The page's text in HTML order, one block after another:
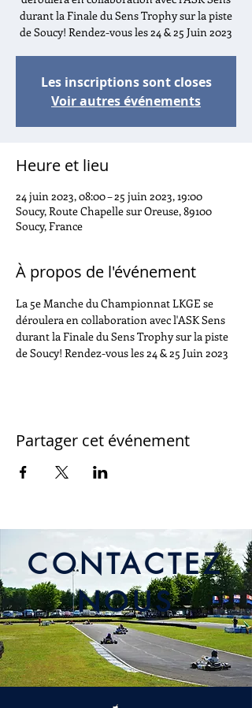
durant la Finale du Sens Trophy sur la piste
de Soucy! Rendez-vous les 24 & 25 Juin 2023
Les inscriptions sont closes
Voir autres événements
Heure et lieu
24 juin 2023, 08:00 – 25 juin 2023, 19:00
Soucy, Route Chapelle sur Oreuse, 89100
Soucy, France
À propos de l'événement
La 5e Manche du Championnat LKGE se
déroulera en collaboration avec l'ASK Sens
durant la Finale du Sens Trophy sur la piste
de Soucy! Rendez-vous les 24 & 25 Juin 2023
Partager cet événement
CONTACTEZ
NOUS